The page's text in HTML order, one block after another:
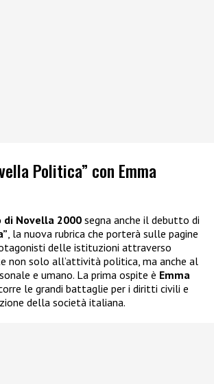
Politica” con Emma
di Novella 2000 segna anche il debutto di
, la nuova rubrica che porterà sulle pagine
delle istituzioni attraverso
non solo all’attività politica, ma anche al
e umano. La prima ospite è Emma
le grandi battaglie per i diritti civili e
della società italiana.